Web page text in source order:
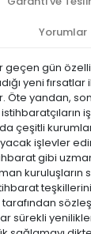
Yorumlar
geçen gün
yeni fırsatlar
yandan, son
çeşitli
işlevler
gibi
kuruluşların
tarafından
sürekli